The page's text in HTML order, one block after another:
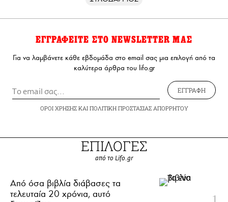
ΕΓΓΡΑΦΕΙΤΕ ΣΤΟ NEWSLETTER ΜΑΣ
Για να λαμβάνετε κάθε εβδομάδα στο email σας μια επιλογή από τα
καλύτερα άρθρα του lifo.gr
ΕΓΓΡΑΦΗ
ΟΡΟΙ ΧΡΗΣΗΣΚΑΙ ΠΟΛΙΤΙΚΗ ΠΡΟΣΤΑΣΙΑΣ ΑΠΟΡΡΗΤΟΥ
ΕΠΙΛΟΓΕΣ
από το Lifo.gr
Από όσα βιβλία διάβασες τα
τελευταία 20 χρόνια, αυτό